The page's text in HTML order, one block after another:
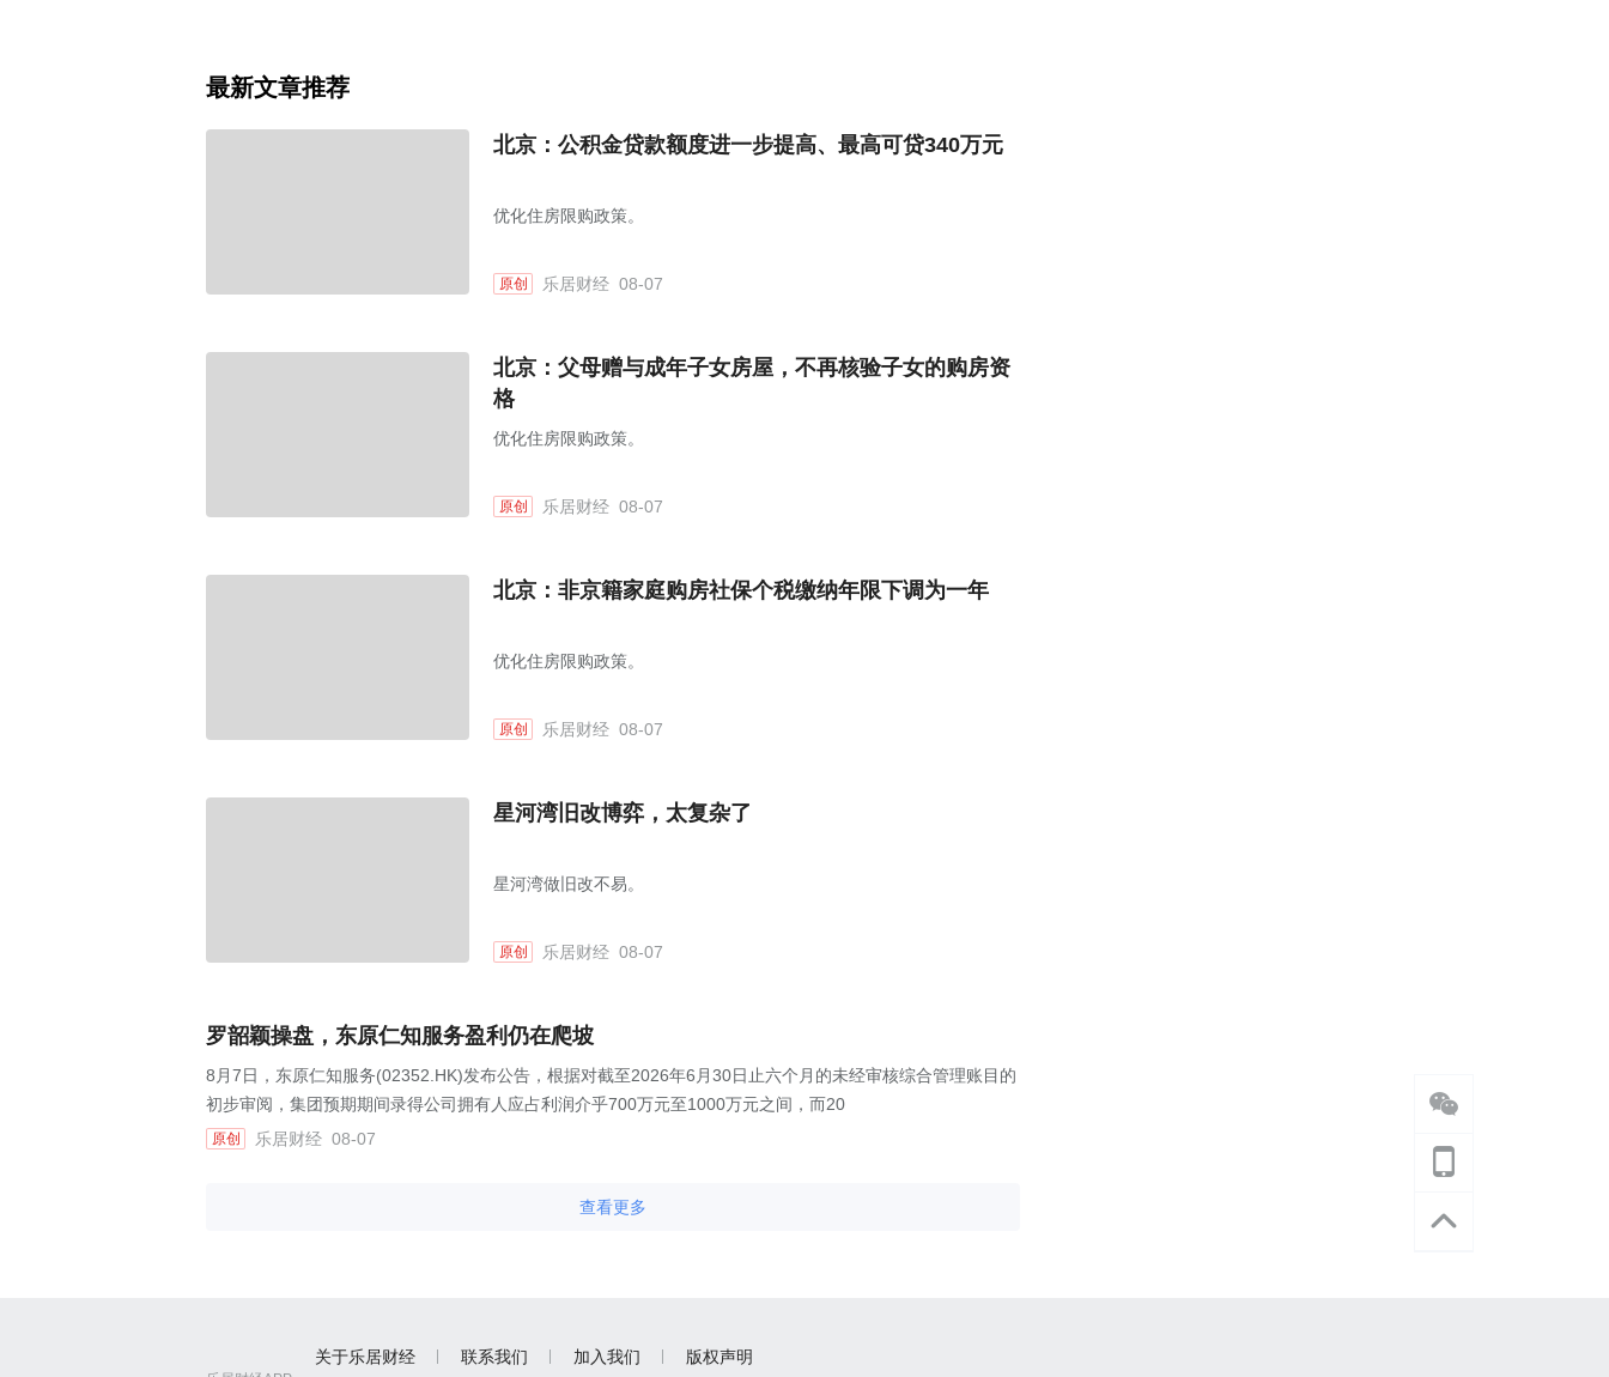
最新文章推荐
北京：公积金贷款额度进一步提高、最高可贷340万元
优化住房限购政策。
原创 乐居财经 08-07
北京：父母赠与成年子女房屋，不再核验子女的购房资
格
优化住房限购政策。
原创 乐居财经 08-07
北京：非京籍家庭购房社保个税缴纳年限下调为一年
优化住房限购政策。
原创 乐居财经 08-07
星河湾旧改博弈，太复杂了
星河湾做旧改不易。
原创 乐居财经 08-07
罗韶颖操盘，东原仁知服务盈利仍在爬坡
8月7日，东原仁知服务(02352.HK)发布公告，根据对截至2026年6月30日止六个月的未经审核综合管理账目的
初步审阅，集团预期期间录得公司拥有人应占利润介乎700万元至1000万元之间，而20
原创 乐居财经 08-07
查看更多
关于乐居财经 联系我们 加入我们 版权声明